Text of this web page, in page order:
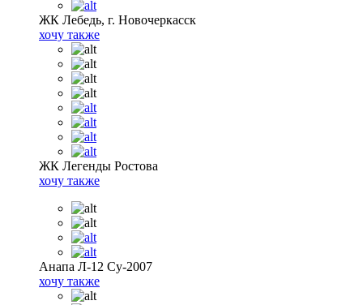
ЖК Лебедь, г. Новочеркасск
хочу также
ЖК Легенды Ростова
хочу также
Анапа Л-12 Су-2007
хочу также